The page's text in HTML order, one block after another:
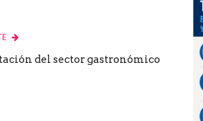
del sector gastronómico